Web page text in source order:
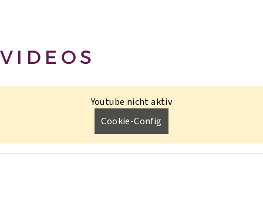
VIDEOS
Youtube nicht aktiv
Cookie-Config